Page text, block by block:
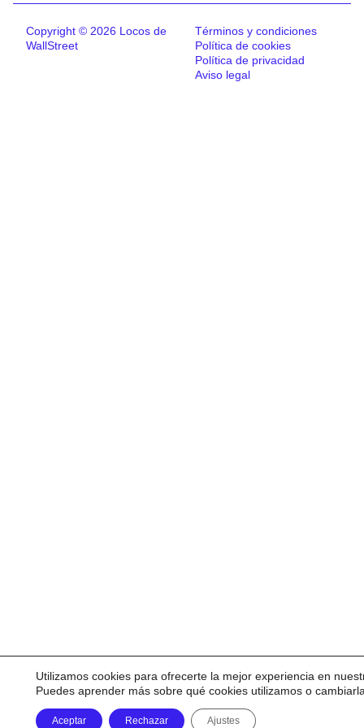
Copyright © 2026 Locos de
WallStreet
Términos y condiciones
Política de cookies
Política de privacidad
Aviso legal
Utilizamos cookies para ofrecerte la mejor experiencia en
Puedes aprender más sobre qué cookies utilizamos o
Aceptar Rechazar Ajustes